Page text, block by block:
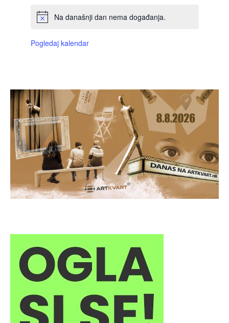
Na današnji dan nema događanja.
Pogledaj kalendar